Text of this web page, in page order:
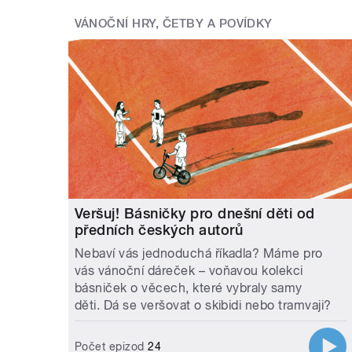
Dvojka odvysílá Vánoční koncert
pořadu Muzikál expres, večer s
Jaroslava Uhlíře.
Na Štědrý den odvysílá stanice
Valašskou mši jitřní a slavnostní
ponese v duchu Mozartovy opery
přináší tradiční přímý přenos
Vánoce v moderním
platformy a obsah pro
Radio Wave přináší výběry
epizodu série Chudáčci,
VÁNOČNÍ HRY, ČETBY A POVÍDKY
Veršuj! Básničky pro dnešní děti od
předních českých autorů
Nebaví vás jednoduchá říkadla? Máme pro
vás vánoční dáreček – voňavou kolekci
básniček o věcech, které vybraly samy
děti. Dá se veršovat o skibidi nebo tramvaji?
Počet epizod 24